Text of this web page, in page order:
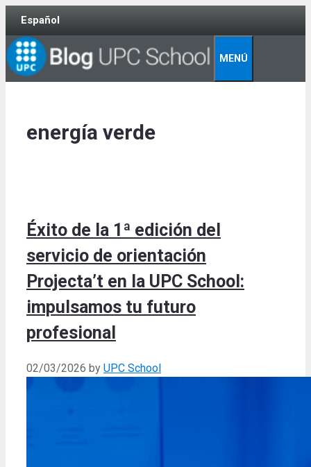
Skip
content
Español
MENÚ
energía verde
Éxito de la 1ª edición del
servicio de orientación
Projecta’t en la UPC School:
impulsamos tu futuro
profesional
02/03/2026 by UPC School